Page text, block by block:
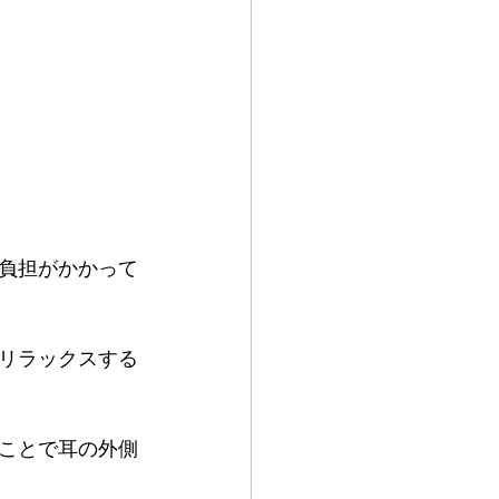
担がかかって
ラックスする
とで耳の外側